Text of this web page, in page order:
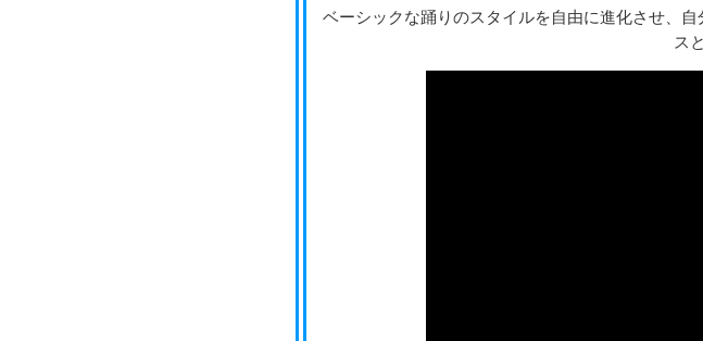
ベーシックな踊りのスタイルを自由に進化させ、
ス